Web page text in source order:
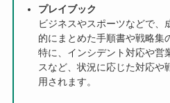
プレイブック
ビジネスやスポーツなどで、
的にまとめた手順書や戦略集
特に、インシデント対応や営
スなど、状況に応じた対応や
用されます。